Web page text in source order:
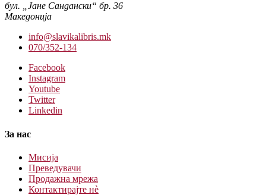
бул. „Јане Сандански“ бр. 36
Македонија
info@slavikalibris.mk
070/352-134
Facebook
Instagram
Youtube
Twitter
Linkedin
За нас
Мисија
Преведувачи
Продажна мрежа
Контактирајте нè